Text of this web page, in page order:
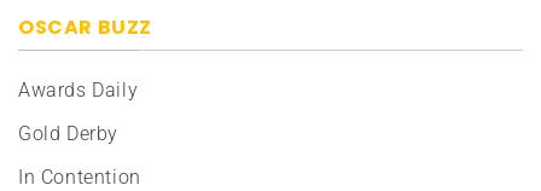
OSCAR BUZZ
Awards Daily
Gold Derby
In Contention